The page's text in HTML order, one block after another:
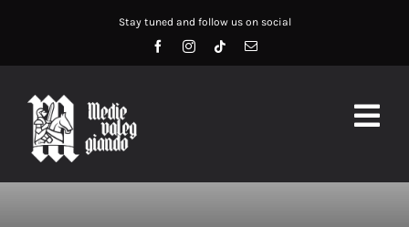
contenuto
Stay tuned and follow us on social
HOME